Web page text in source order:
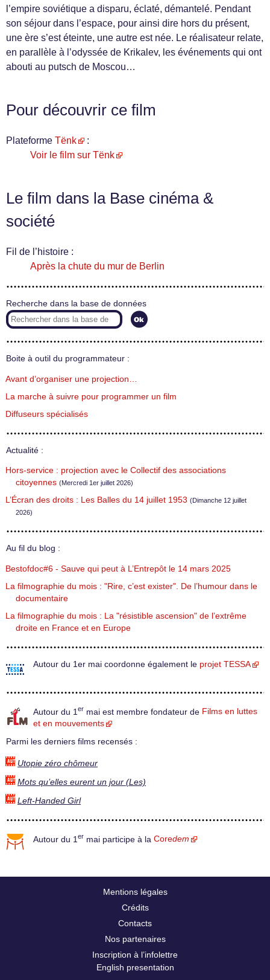
l’empire soviétique a disparu, éclaté, démantelé. Pendant
son séjour dans l’espace, pour ainsi dire hors du présent,
une ère s’est éteinte, une autre est née. Le réalisateur relate,
en parallèle à l’odyssée de Krikalev, les événements qui ont
abouti au putsch de Moscou…
Pour découvrir ce film
Plateforme Tënk
:
Voir le film sur Tënk
Le film dans la Base cinéma &
société
Fil de l’histoire :
Après la chute du mur de Berlin
Recherche dans la base de données
Boite à outil du programmateur :
Avant d’organiser une projection…
La marche à suivre pour programmer un film
Diffuseurs spécialisés
Actualité :
Hors-service : projection avec le Collectif des associations
citoyennes (Mercredi 1er juillet 2026)
L’Écran des droits : Les Balles du 14 juillet 1953 (Dimanche 12 juillet
2026)
Au fil du blog :
Bestofdoc#6 - Sauve qui peut à L’Entrepôt le 14 mars 2025
La filmographie du mois : "Rire, c’est exister". De l’humour dans le
documentaire
La filmographie du mois : La "résistible ascension" de l’extrême
droite en France et en Europe
Autour du 1er mai coordonne également le projet TESSA
Autour du 1 er mai est membre fondateur de Films en luttes
et en mouvements
Parmi les derniers films recensés :
Utopie zéro chômeur
Mots qu’elles eurent un jour (Les)
Left-Handed Girl
Autour du 1 er mai participe à la Coredem
Mentions légales
Crédits
Contacts
Nos partenaires
Inscription à l’infolettre
English presentation